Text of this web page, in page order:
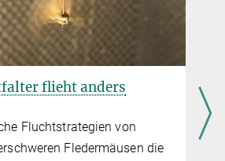
flieht anders
Fluchtstrategien von
Fledermäusen die